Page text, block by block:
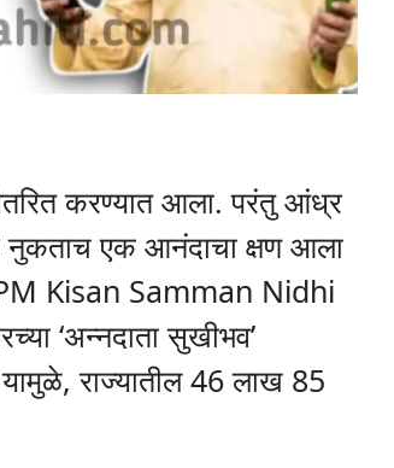
करण्यात आला. परंतु आंध्र
एक आनंदाचा क्षण आला
(PM Kisan Samman Nidhi
‘अन्नदाता सुखीभव’
राज्यातील 46 लाख 85